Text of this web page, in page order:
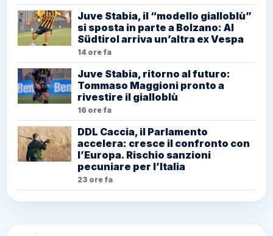
Juve Stabia, il “modello gialloblù”
si sposta in parte a Bolzano: Al
Südtirol arriva un’altra ex Vespa
14 ore fa
Juve Stabia, ritorno al futuro:
Tommaso Maggioni pronto a
rivestire il gialloblù
16 ore fa
DDL Caccia, il Parlamento
accelera: cresce il confronto con
l’Europa. Rischio sanzioni
pecuniare per l’Italia
23 ore fa